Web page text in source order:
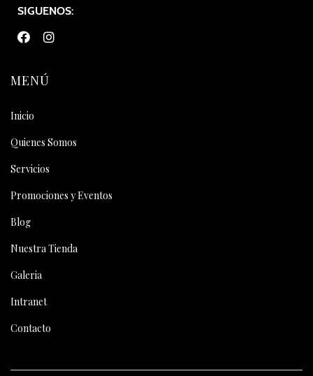
SIGUENOS:
MENÚ
Inicio
Quienes Somos
Servicios
Promociones y Eventos
Blog
Nuestra Tienda
Galeria
Intranet
Contacto